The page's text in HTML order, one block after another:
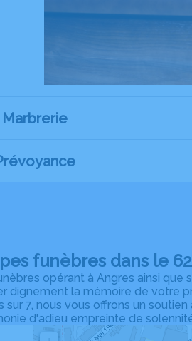
Marbrerie
funèbres dans le
opérant à Angres ainsi que
dignement la mémoire de votre
7, nous vous offrons un
d'adieu empreinte de